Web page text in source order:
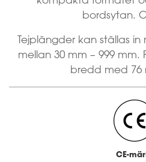
bordsytan.
Tejplängder kan ställas
mellan 30 mm – 999 mm.
bredd med 76
CE-